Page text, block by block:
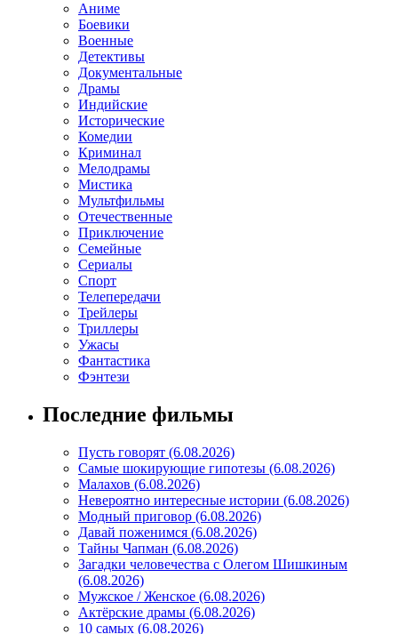
Аниме
Боевики
Военные
Детективы
Документальные
Драмы
Индийские
Исторические
Комедии
Криминал
Мелодрамы
Мистика
Мультфильмы
Отечественные
Приключение
Семейные
Сериалы
Спорт
Телепередачи
Трейлеры
Триллеры
Ужасы
Фантастика
Фэнтези
Последние фильмы
Пусть говорят (6.08.2026)
Самые шокирующие гипотезы (6.08.2026)
Малахов (6.08.2026)
Невероятно интересные истории (6.08.2026)
Модный приговор (6.08.2026)
Давай поженимся (6.08.2026)
Тайны Чапман (6.08.2026)
Загадки человечества с Олегом Шишкиным
(6.08.2026)
Мужское / Женское (6.08.2026)
Актёрские драмы (6.08.2026)
10 самых (6.08.2026)